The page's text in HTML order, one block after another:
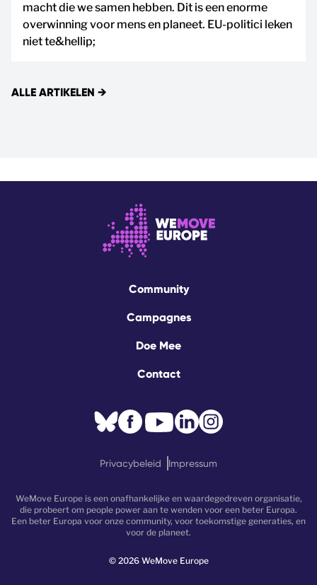
macht die we samen hebben. Dit is een enorme
overwinning voor mens en planeet. EU-politici leken
niet te&hellip;
ALLE ARTIKELEN →
Community
Campagnes
Doe Mee
Contact
WeMove Europe is een onafhankelijke en waardegedreven organisatie,
die probeert om people power aan te wenden voor een beter Europa.
Een beter Europa voor onze community, voor toekomstige generaties, en
voor de planeet.
© 2026WeMove Europe
Privacybeleid Impressum